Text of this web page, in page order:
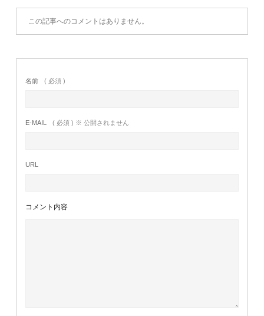
この記事へのコメントはありません。
名前 ( 必須 )
E-MAIL ( 必須 ) ※ 公開されません
URL
コメント内容